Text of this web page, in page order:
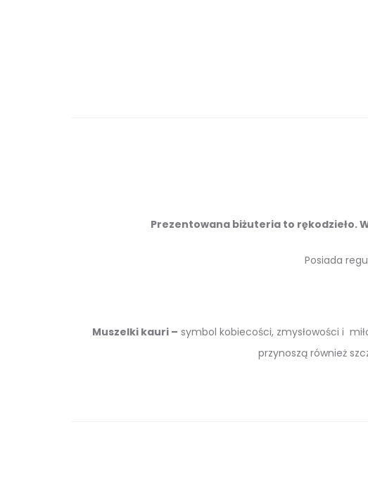
Prezentowana biżuteria to rękodzieło.
Posiada
Muszelki kauri – symbol kobiecości, zmysłowości i
przynoszą również